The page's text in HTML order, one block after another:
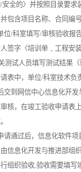
安全的〉并按照目录要求
包含项目名称、合同编
位/科室填写/审核验收报
签字〈培训单﹑工程安
测试人员填写测试结果（
表中，单位/科室技术负
交到网信中心信息化开
核，在竣工验收申请表
请通过后，信息化软件项
信息化开发与推进部组
组织验收,验收需要填写